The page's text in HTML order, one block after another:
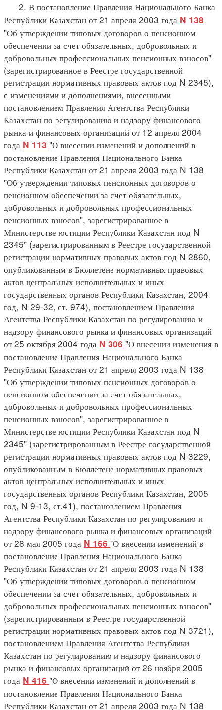
2. В постановление Правления Национального Банка
Республики Казахстан от 21 апреля 2003 года N 138
"Об утверждении типовых договоров о пенсионном
обеспечении за счет обязательных, добровольных и
добровольных профессиональных пенсионных взносов"
(зарегистрированное в Реестре государственной
регистрации нормативных правовых актов под N 2345),
с изменениями и дополнениями, внесенными
постановлением Правления Агентства Республики
Казахстан по регулированию и надзору финансового
рынка и финансовых организаций от 12 апреля 2004
года N 113 "О внесении изменений и дополнений в
постановление Правления Национального Банка
Республики Казахстан от 21 апреля 2003 года N 138
"Об утверждении типовых пенсионных договоров о
пенсионном обеспечении за счет обязательных,
добровольных и добровольных профессиональных
пенсионных взносов", зарегистрированное в
Министерстве юстиции Республики Казахстан под N
2345" (зарегистрированным в Реестре государственной
регистрации нормативных правовых актов под N 2860,
опубликованным в Бюллетене нормативных правовых
актов центральных исполнительных и иных
государственных органов Республики Казахстан, 2004
год, N 29-32, ст. 974), постановлением Правления
Агентства Республики Казахстан по регулированию и
надзору финансового рынка и финансовых организаций
от 25 октября 2004 года N 306 "О внесении изменения в
постановление Правления Национального Банка
Республики Казахстан от 21 апреля 2003 года N 138
"Об утверждении типовых пенсионных договоров о
пенсионном обеспечении за счет обязательных,
добровольных и добровольных профессиональных
пенсионных взносов", зарегистрированное в
Министерстве юстиции Республики Казахстан под N
2345" (зарегистрированным в Реестре государственной
регистрации нормативных правовых актов под N 3229,
опубликованным в Бюллетене нормативных правовых
актов центральных исполнительных и иных
государственных органов Республики Казахстан, 2005
год, N 9-13, ст.41), постановлением Правления
Агентства Республики Казахстан по регулированию и
надзору финансового рынка и финансовых организаций
от 28 мая 2005 года N 166 "О внесении изменений в
постановление Правления Национального Банка
Республики Казахстан от 21 апреля 2003 года N 138
"Об утверждении типовых договоров о пенсионном
обеспечении за счет обязательных, добровольных и
добровольных профессиональных пенсионных взносов"
(зарегистрированным в Реестре государственной
регистрации нормативных правовых актов под N 3721),
постановлением Правления Агентства Республики
Казахстан по регулированию и надзору финансового
рынка и финансовых организаций от 26 ноября 2005
года N 416 "О внесении изменений и дополнений в
постановление Правления Национального Банка
Республики Казахстан от 21 апреля 2003 года N 138